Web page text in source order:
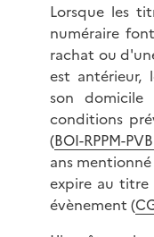
Lorsque les
numéraire
rachat ou
est antérieur,
son domicile
conditions
(BOI-RPPM-
ans
expire au titre
évènement (